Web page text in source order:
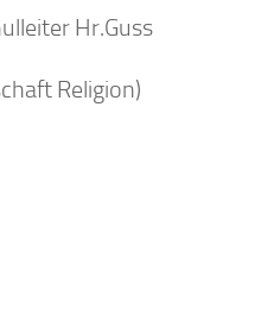
Hr.Guss
Religion)